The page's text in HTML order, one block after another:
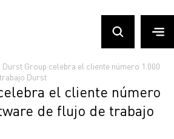
Durst Group celebra el cliente número 1.000
Durst
el cliente número
de flujo de trabajo